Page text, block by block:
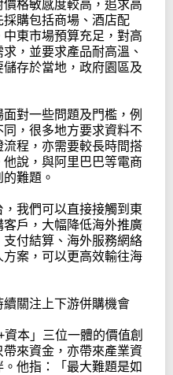
格敏感度較高，追求高
購包括商場、酒店配
東市場預算充足，對高
，並要求產品耐高溫、
存於當地，政府園區及
對一些問題及門檻，例
，很多地方要求資料不
程，亦需要較長時間搭
說，與阿里巴巴等電商
難題。
我們可以直接接觸到東
戶，大幅降低海外推廣
付結算、海外服務網絡
案，可以更高效輸往海
關注上下游併購機會
本」三位一體的價值創
來資金，亦帶來產業資
他指：「最大難題是如